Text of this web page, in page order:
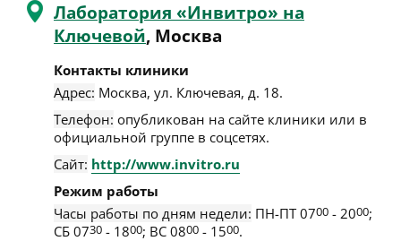
Лаборатория «Инвитро» на
Ключевой, Москва
Контакты клиники
Адрес: Москва, ул. Ключевая, д. 18.
Телефон: опубликован на сайте клиники или в
официальной группе в соцсетях.
Сайт: http://www.invitro.ru
Режим работы
Часы работы по дням недели: ПН-ПТ 0700 - 2000;
СБ 0730 - 1800; ВС 0800 - 1500.